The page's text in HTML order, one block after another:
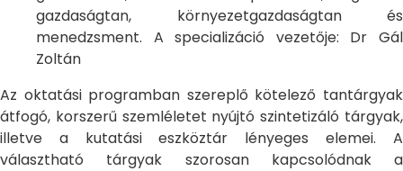
gazdaságtan, környezetgazdaságtan és
menedzsment. A specializáció vezetője: Dr Gál
Zoltán
Az oktatási programban szereplő kötelező tantárgyak
átfogó, korszerű szemléletet nyújtó szintetizáló tárgyak,
illetve a kutatási eszköztár lényeges elemei. A
választható tárgyak szorosan kapcsolódnak a